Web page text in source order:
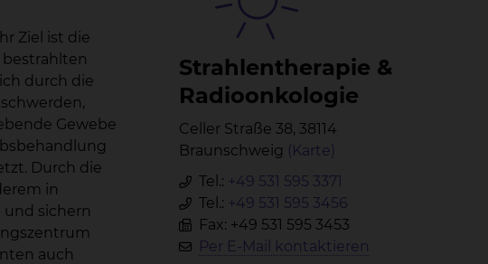
Strah­len­the­ra­pie &
Ra­di­oon­ko­lo­gie
Celler Straße 38, 38114
Braunschweig (Karte)
Tel.: +49 531 595 3371
Tel.: +49 531 595 3456
Fax: +49 531 595 3453
Per E-Mail kontaktieren
Ziel ist die
durch die
Gewebe
Durch die
in
sichern
auch